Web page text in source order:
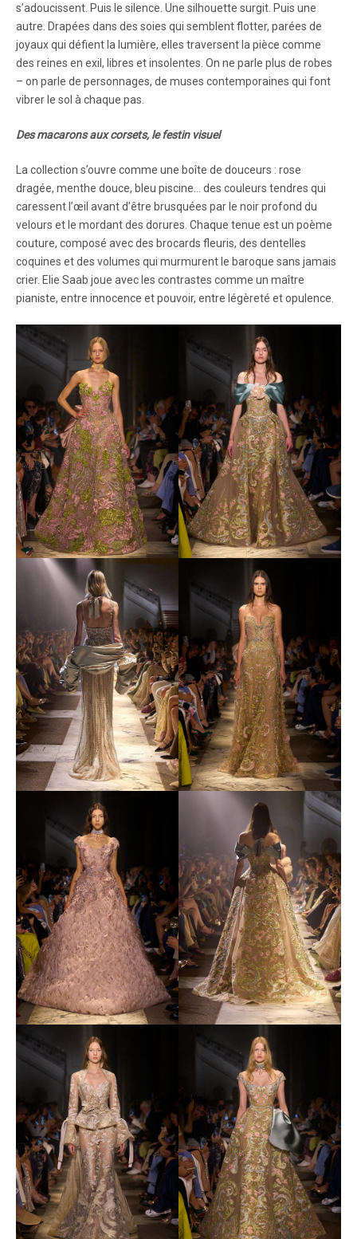
s’adoucissent. Puis le silence. Une silhouette surgit. Puis une
autre. Drapées dans des soies qui semblent flotter, parées de
joyaux qui défient la lumière, elles traversent la pièce comme
des reines en exil, libres et insolentes. On ne parle plus de robes
– on parle de personnages, de muses contemporaines qui font
vibrer le sol à chaque pas.
Des macarons aux corsets, le festin visuel
La collection s’ouvre comme une boîte de douceurs : rose
dragée, menthe douce, bleu piscine… des couleurs tendres qui
caressent l’œil avant d’être brusquées par le noir profond du
velours et le mordant des dorures. Chaque tenue est un poème
couture, composé avec des brocards fleuris, des dentelles
coquines et des volumes qui murmurent le baroque sans jamais
crier. Elie Saab joue avec les contrastes comme un maître
pianiste, entre innocence et pouvoir, entre légèreté et opulence.